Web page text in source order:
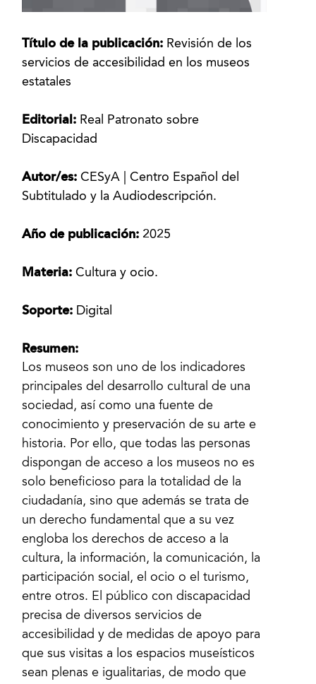
Título de la publicación: Revisión de los
servicios de accesibilidad en los museos
estatales
Editorial: Real Patronato sobre
Discapacidad
Autor/es:CESyA | Centro Español del
Subtitulado y la Audiodescripción.
Año de publicación: 2025
Materia:Cultura y ocio.
Soporte: Digital
Resumen:
Los museos son uno de los indicadores
principales del desarrollo cultural de una
sociedad, así como una fuente de
conocimiento y preservación de su arte e
historia. Por ello, que todas las personas
dispongan de acceso a los museos no es
solo beneficioso para la totalidad de la
ciudadanía, sino que además se trata de
un derecho fundamental que a su vez
engloba los derechos de acceso a la
cultura, la información, la comunicación, la
participación social, el ocio o el turismo,
entre otros. El público con discapacidad
precisa de diversos servicios de
accesibilidad y de medidas de apoyo para
que sus visitas a los espacios museísticos
sean plenas e igualitarias, de modo que